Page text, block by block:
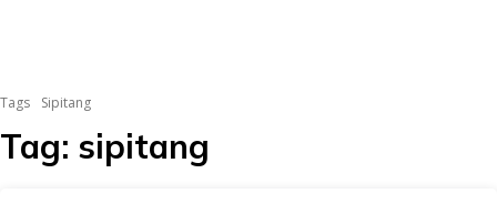
Tags Sipitang
Tag: sipitang